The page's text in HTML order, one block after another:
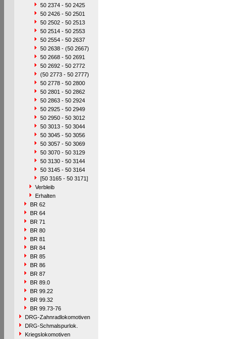
50 2374 - 50 2425
50 2426 - 50 2501
50 2502 - 50 2513
50 2514 - 50 2553
50 2554 - 50 2637
50 2638 - (50 2667)
50 2668 - 50 2691
50 2692 - 50 2772
(50 2773 - 50 2777)
50 2778 - 50 2800
50 2801 - 50 2862
50 2863 - 50 2924
50 2925 - 50 2949
50 2950 - 50 3012
50 3013 - 50 3044
50 3045 - 50 3056
50 3057 - 50 3069
50 3070 - 50 3129
50 3130 - 50 3144
50 3145 - 50 3164
[50 3165 - 50 3171]
Verbleib
Erhalten
BR 62
BR 64
BR 71
BR 80
BR 81
BR 84
BR 85
BR 86
BR 87
BR 89.0
BR 99.22
BR 99.32
BR 99.73-76
DRG-Zahnradlokomotiven
DRG-Schmalspurlok.
Kriegslokomotiven